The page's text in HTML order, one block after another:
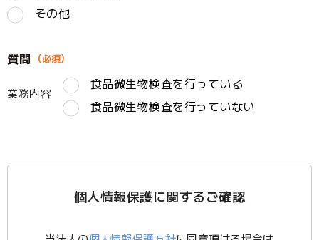
その他
質問
業務内容
食品微生物検査を行っている
食品微生物検査を行っていない
個人情報保護に関するご確認